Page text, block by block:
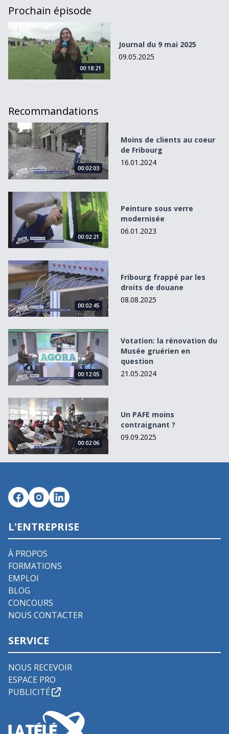
Prochain épisode
Journal du 9 mai 2025
00:18:21
Journal du 9 mai 2025
09.05.2025
Recommandations
Moins de clients au coeur de Fribourg
00:02:03
Moins de clients au coeur
de Fribourg
16.01.2024
Peinture sous verre modernisée
00:02:21
Peinture sous verre
modernisée
06.01.2023
Fribourg frappé par les droits de douane
00:02:45
Fribourg frappé par les
droits de douane
08.08.2025
Votation: la rénovation du Musée gruérien en question
00:12:05
Votation: la rénovation du
Musée gruérien en
question
21.05.2024
Un PAFE moins contraignant ?
00:02:06
Un PAFE moins
contraignant ?
09.09.2025
L'ENTREPRISE
À PROPOS
FORMATIONS
EMPLOI
BLOG
CONCOURS
NOUS CONTACTER
SERVICE
NOUS RECEVOIR
ESPACE PRO
PUBLICITÉ